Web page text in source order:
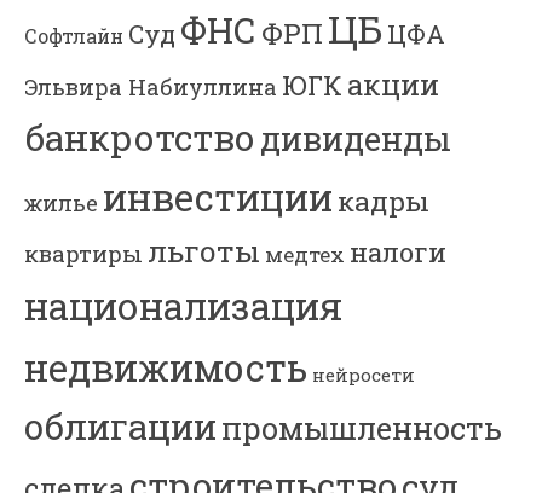
Софтлайн Суд ФНС ФРП ЦБ ЦФА
Эльвира Набиуллина ЮГК акции
банкротство дивиденды
жилье инвестиции кадры
квартиры льготы медтех налоги
национализация
недвижимость нейросети
облигациипромышленность